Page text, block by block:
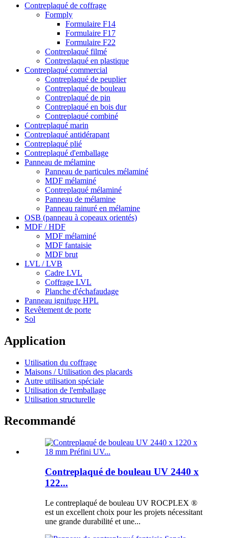
Contreplaqué de coffrage
Formply
Formulaire F14
Formulaire F17
Formulaire F22
Contreplaqué filmé
Contreplaqué en plastique
Contreplaqué commercial
Contreplaqué de peuplier
Contreplaqué de bouleau
Contreplaqué de pin
Contreplaqué en bois dur
Contreplaqué combiné
Contreplaqué marin
Contreplaqué antidérapant
Contreplaqué plié
Contreplaqué d'emballage
Panneau de mélamine
Panneau de particules mélaminé
MDF mélaminé
Contreplaqué mélaminé
Panneau de mélamine
Panneau rainuré en mélamine
OSB (panneau à copeaux orientés)
MDF / HDF
MDF mélaminé
MDF fantaisie
MDF brut
LVL / LVB
Cadre LVL
Coffrage LVL
Planche d'échafaudage
Panneau ignifuge HPL
Revêtement de porte
Sol
Application
Utilisation du coffrage
Maisons / Utilisation des placards
Autre utilisation spéciale
Utilisation de l'emballage
Utilisation structurelle
Recommandé
Contreplaqué de bouleau UV 2440 x
122...
Le contreplaqué de bouleau UV ROCPLEX ®
est un excellent choix pour les projets nécessitant
une grande durabilité et une...